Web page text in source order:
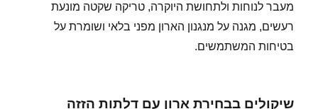
מעבר לנוחות ולתחושת היוקרה, טריקה שקטה מונעת
רעשים, מגנה על מנגנון הארון מפני בלאי ושומרת על
בטיחות המשתמשים.
שיקולים בבחירת ארון עם דלתות הזזה